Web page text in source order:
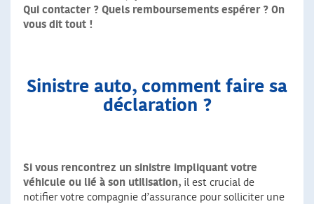
Qui contacter ? Quels remboursements espérer ? On
vous dit tout !
Sinistre auto, comment faire sa
déclaration ?
Si vous rencontrez un sinistre impliquant votre
véhicule ou lié à son utilisation, il est crucial de
notifier votre compagnie d’assurance pour solliciter une